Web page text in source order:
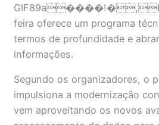
feira oferece um programa
termos de profundidade e
informações.
Segundo os organizadores, o
impulsiona a modernização
vem aproveitando os novos